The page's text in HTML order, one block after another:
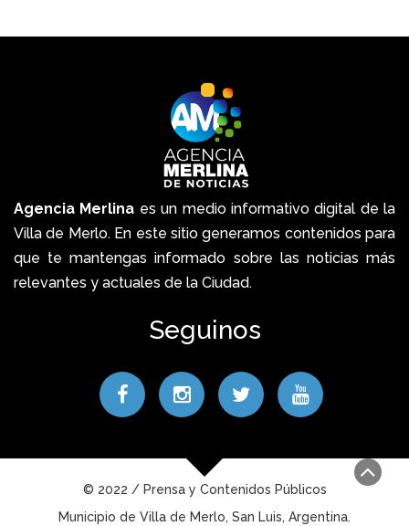
Agencia Merlina es un medio informativo digital de la
Villa de Merlo. En este sitio generamos contenidos para
que te mantengas informado sobre las noticias más
relevantes y actuales de la Ciudad.
Seguinos
© 2022 / Prensa y Contenidos Públicos
Municipio de Villa de Merlo, San Luis, Argentina.